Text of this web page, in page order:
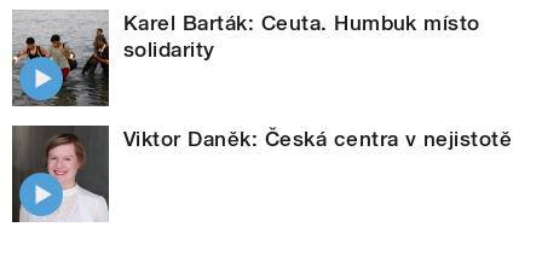
Karel Barták: Ceuta. Humbuk místo
solidarity
Viktor Daněk: Česká centra v nejistotě